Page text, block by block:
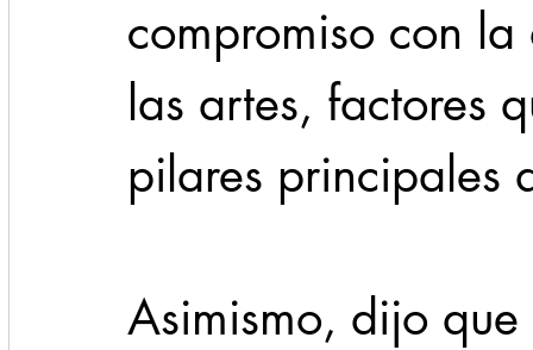
compromiso con
las artes, factores
pilares principales
Asimismo, dijo